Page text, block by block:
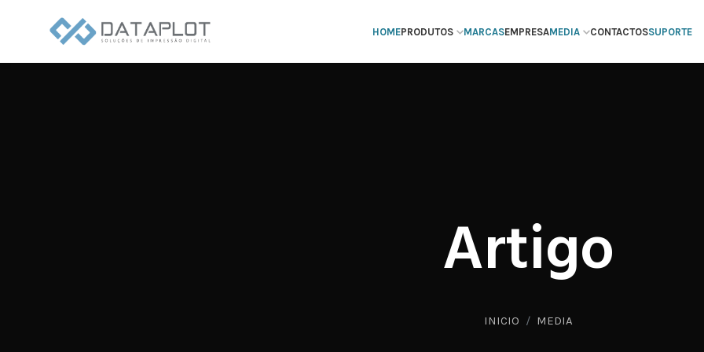
HOMEPRODUTOS MARCASEMPRESAMEDIA CONTACTOSSUPORTE
Artigo
INICIO MEDIA